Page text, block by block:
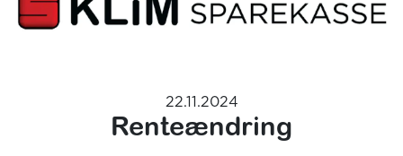
22.11.2024
Renteændring